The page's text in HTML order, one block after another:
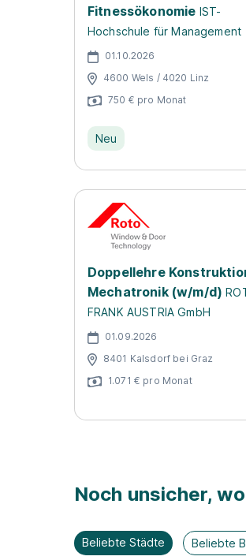
Fitnessökonomie IST-
Hochschule für Management
01.10.2026
4600 Wels / 4020 Linz
750 € pro Monat
Neu
Doppellehre
Mechatronik (w/m/d)
FRANK AUSTRIA GmbH
01.09.2026
8401 Kalsdorf bei Graz
1.071 € pro Monat
Noch unsicher,
Beliebte Städte Beliebte